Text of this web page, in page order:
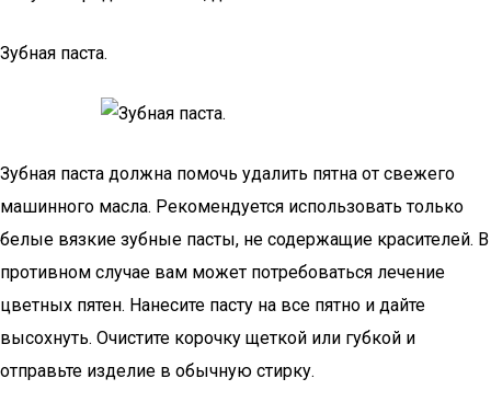
Зубная паста.
Зубная паста должна помочь удалить пятна от свежего
машинного масла. Рекомендуется использовать только
белые вязкие зубные пасты, не содержащие красителей. В
противном случае вам может потребоваться лечение
цветных пятен. Нанесите пасту на все пятно и дайте
высохнуть. Очистите корочку щеткой или губкой и
отправьте изделие в обычную стирку.